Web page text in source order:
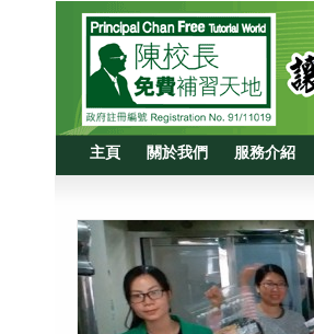
主頁 關於我們 服務介紹